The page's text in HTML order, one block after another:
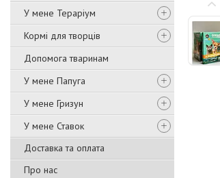
У мене Тераріум
Кормі для творців
Допомога тваринам
У мене Папуга
У мене Гризун
У мене Ставок
Доставка та оплата
Про нас